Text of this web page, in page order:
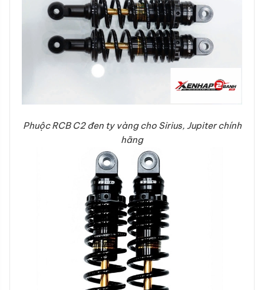
Phuộc RCB C2 đen ty vàng cho Sirius, Jupiter chính
hãng